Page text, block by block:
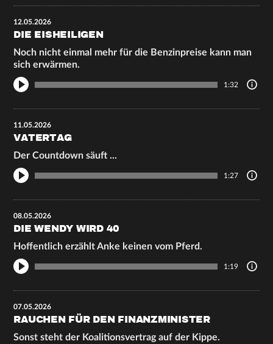
12.05.2026
DIE EISHEILIGEN
Noch nicht einmal mehr für die Benzinpreise kann man
sich erwärmen.
1:32
11.05.2026
VATERTAG
Der Countdown säuft ...
1:27
08.05.2026
DIE WENDY WIRD 40
Hoffentlich erzählt Anke keinen vom Pferd.
1:19
07.05.2026
RAUCHEN FÜR DEN FINANZMINISTER
Sonst steht der Koalitionsvertrag auf der Kippe.